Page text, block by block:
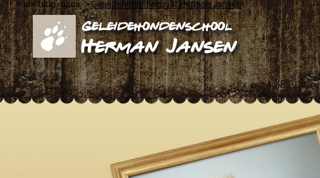
< id="blog_name">Geleidehondenschool Herman Jansen